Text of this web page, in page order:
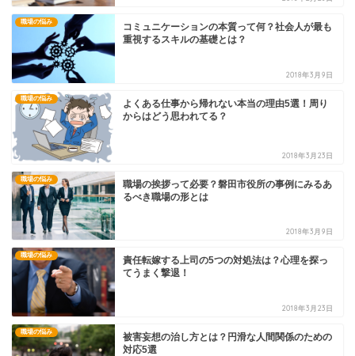
職場の悩み
コミュニケーションの本質って何？社会人が最も
重視するスキルの基礎とは？
2018年3月9日
職場の悩み
よくある仕事から帰れない本当の理由5選！周り
からはどう思われてる？
2018年3月23日
職場の悩み
職場の挨拶って必要？磐田市役所の事例にみるあ
るべき職場の形とは
2018年3月9日
職場の悩み
責任転嫁する上司の5つの対処法は？心理を探っ
てうまく撃退！
2018年3月23日
職場の悩み
被害妄想の治し方とは？円滑な人間関係のための
対応5選